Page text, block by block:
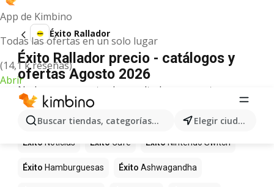
App de Kimbino
Todas las ofertas en un solo lugar
(14,1 k reseñas)
Abrir
Buscar tiendas, categorías, productos... Elegir ciudad
Éxito Rallador
Éxito Rallador precio - catálogos y
ofertas Agosto 2026
No hemos encontrado resultados para este
término.
Más productos en tiendas Éxito
Éxito Noticias Éxito Café Éxito Nintendo Switch
Éxito Hamburguesas Éxito Ashwagandha